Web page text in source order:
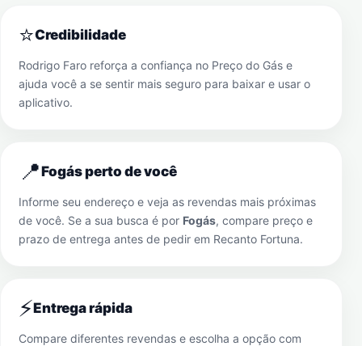
⭐Credibilidade
Rodrigo Faro reforça a confiança no Preço do Gás e
ajuda você a se sentir mais seguro para baixar e usar o
aplicativo.
📍Fogás perto de você
Informe seu endereço e veja as revendas mais próximas
de você. Se a sua busca é por Fogás, compare preço e
prazo de entrega antes de pedir em Recanto Fortuna.
⚡Entrega rápida
Compare diferentes revendas e escolha a opção com